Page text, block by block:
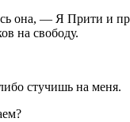
она, — Я Прити и
на свободу.
стучишь на меня.